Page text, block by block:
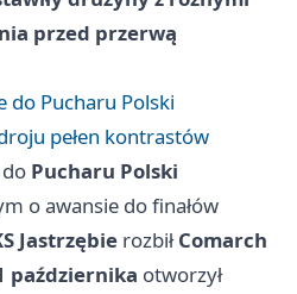
przed przerwą
do Pucharu Polski
pełen kontrastów
Pucharu Polski
o awansie do finałów
Jastrzębie rozbiłComarch
października otworzył